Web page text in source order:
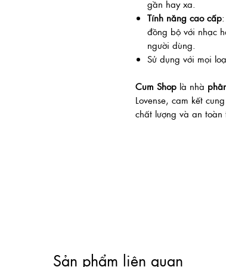
gần hay xa.
Tính năng cao cấp
đồng bộ với nhạc
người dùng.
Sử dụng với mọi
Cum Shop là nhà
Lovense, cam kết
chất lượng và an toàn
Sản phẩm liên quan